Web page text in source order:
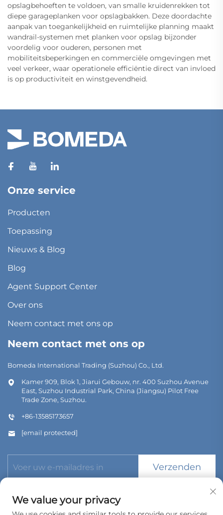
opslagbehoeften te voldoen, van smalle kruidenrekken tot
diepe garageplanken voor opslagbakken. Deze doordachte
aanpak van toegankelijkheid en ruimtelijke planning maakt
wandrail-systemen met planken voor opslag bijzonder
voordelig voor ouderen, personen met
mobiliteitsbeperkingen en commerciële omgevingen met
veel verkeer, waar operationele efficiëntie direct van invloed
is op productiviteit en winstgevendheid.
Onze service
Producten
Toepassing
Nieuws & Blog
Blog
Agent Support Center
Over ons
Neem contact met ons op
Neem contact met ons op
Bomeda International Trading (Suzhou) Co., Ltd.
Kamer 909, Blok 1, Jiarui Gebouw, nr. 400 Suzhou Avenue
East, Suzhou Industrial Park, China (Jiangsu) Pilot Free
Trade Zone, Suzhou.
+86-13585173657
[email protected]
Verzenden
We value your privacy